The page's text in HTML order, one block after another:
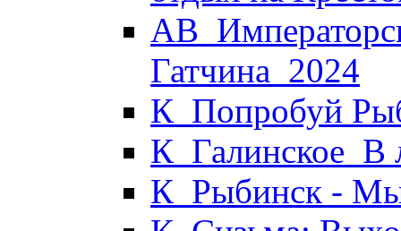
Гатчина_2024
К_Попробуй
К_Галинское_В
К_Рыбинск -